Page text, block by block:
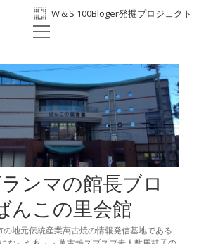
W＆S 100Bloger発掘プロジェクト
ホーム
プロフィール
BANKO300th
ばんこの里会館
facebook
open
ンマの館長ブロ
んこの里会館
地元伝統産業萬古焼の情報発信基地である